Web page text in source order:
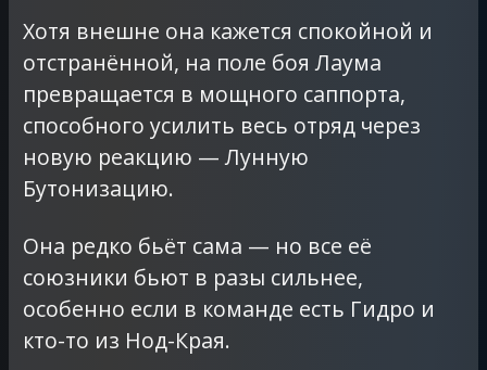
Хотя внешне она кажется спокойной и
отстранённой, на поле боя Лаума
превращается в мощного саппорта,
способного усилить весь отряд через
новую реакцию — Лунную
Бутонизацию.
Она редко бьёт сама — но все её
союзники бьют в разы сильнее,
особенно если в команде есть Гидро и
кто-то из Нод-Края.